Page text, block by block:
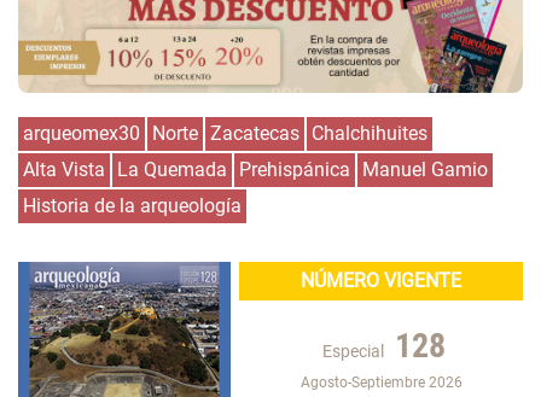
arqueomex30 Norte Zacatecas Chalchihuites
Alta Vista
La Quemada Prehispánica
Manuel Gamio
Historia de la arqueología
NÚMERO VIGENTE
Especial 128
Agosto-Septiembre 2026